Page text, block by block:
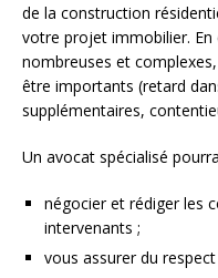
de la construction
votre projet immobilier.
nombreuses et
être importants (retard
supplémentaires,
Un avocat spécialisé
négocier et rédiger les
intervenants ;
vous assurer du